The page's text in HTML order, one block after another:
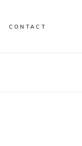
CONTACT